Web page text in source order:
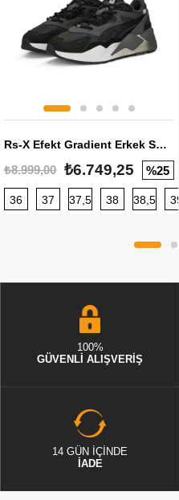
Rs-X Efekt Gradient Erkek Sneaker
₺8.999,00 ₺6.749,25 %25
36 37 37,5 38 38,5 39
100%
GÜVENLİ ALIŞVERİŞ
14 GÜN İÇİNDE
İADE